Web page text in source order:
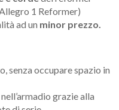
1 Reformer)
ad un minor prezzo.
senza occupare spazio in
grazie alla